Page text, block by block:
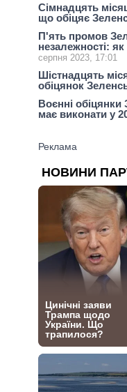
Сімнадцять
що обіцяє
П'ять промов
незалежності:
серпня 2023, 17:01
Шістнадцять
обіцянок
Воєнні
має виконати у